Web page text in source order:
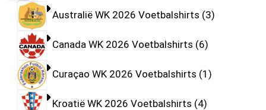
Australië WK 2026 Voetbalshirts 3
Canada WK 2026 Voetbalshirts 6
Curaçao WK 2026 Voetbalshirts 1
Kroatië WK 2026 Voetbalshirts 4